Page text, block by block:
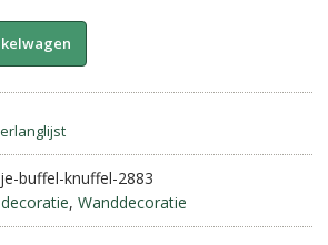
n
a
t
i
buffel-knuffel-2883
, Wanddecoratie